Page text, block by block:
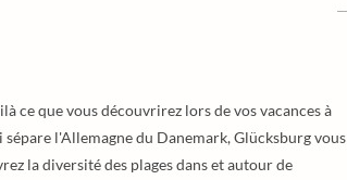
ce que vous découvrirez lors de vos vacances à
sépare l'Allemagne du Danemark, Glücksburg vous
la diversité des plages dans et autour de